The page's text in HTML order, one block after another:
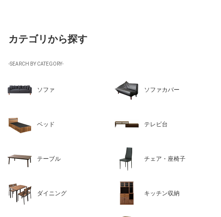
カテゴリから探す
-SEARCH BY CATEGORY-
ソファ ソファカバー
ベッド テレビ台
テーブル チェア・座椅子
ダイニング キッチン収納